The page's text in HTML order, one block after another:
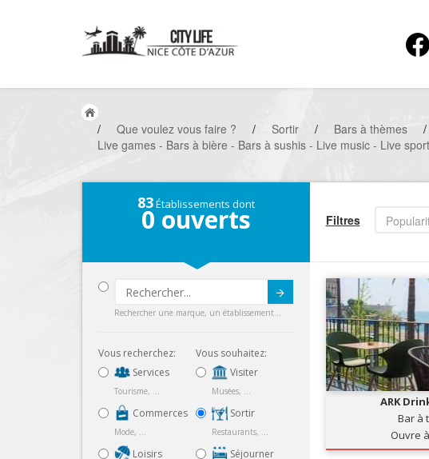
/ Que voulez vous faire ? / Sortir / Bars à thèmes
/
Live games - Bars à bière - Bars à sushis - Live music - Live
83Établissements dont
0 ouverts
Rechercher une marque, un établissement...
Vous recherchez:
Services
Tourisme, ...
Commerces
Mode, ...
Loisirs
Vous souhaitez:
Visiter
Musées, ...
Sortir
Restaurants, ...
Séjourner
Filtres
ARK
Bar à
Ouvre